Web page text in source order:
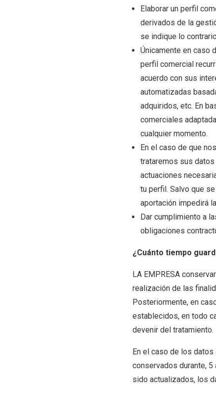
Elaborar un perfil
derivados de la
se indique lo
Únicamente en caso
perfil comercial
acuerdo con sus
automatizadas
adquiridos, etc. En
comerciales
cualquier momento.
En el caso de que
trataremos sus
actuaciones
tu perfil. Salvo que
aportación impedirá
Dar cumplimiento a
obligaciones
¿Cuánto tiempo
LA EMPRESA
realización de las
Posteriormente, en
establecidos, en todo
devenir del tratamiento.
En el caso de los
conservados durante,
sido actualizados, los